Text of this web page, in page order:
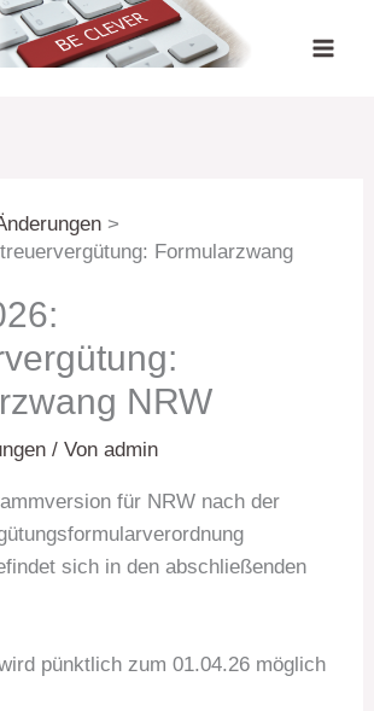
Formularzwang
NRW
/ Vonadmin
für NRW nach der
sich in den abschließenden
pünktlich zum 01.04.26 möglich